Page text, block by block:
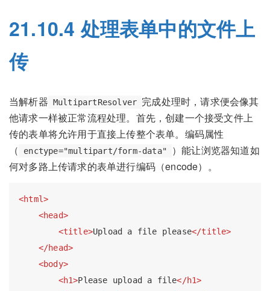
21.10.4 处理表单中的文件上
传
当解析器 MultipartResolver 完成处理时，请求便会像其
他请求一样被正常流程处理。首先，创建一个接受文件上
传的表单将允许用于直接上传整个表单。编码属性
（
enctype="multipart/form-data"
）能让浏览器知道如
何对多路上传请求的表单进行编码（encode）。
<html>
<head>
<title>Upload a file please</title>
</head>
<body>
<h1>Please upload a file</h1>